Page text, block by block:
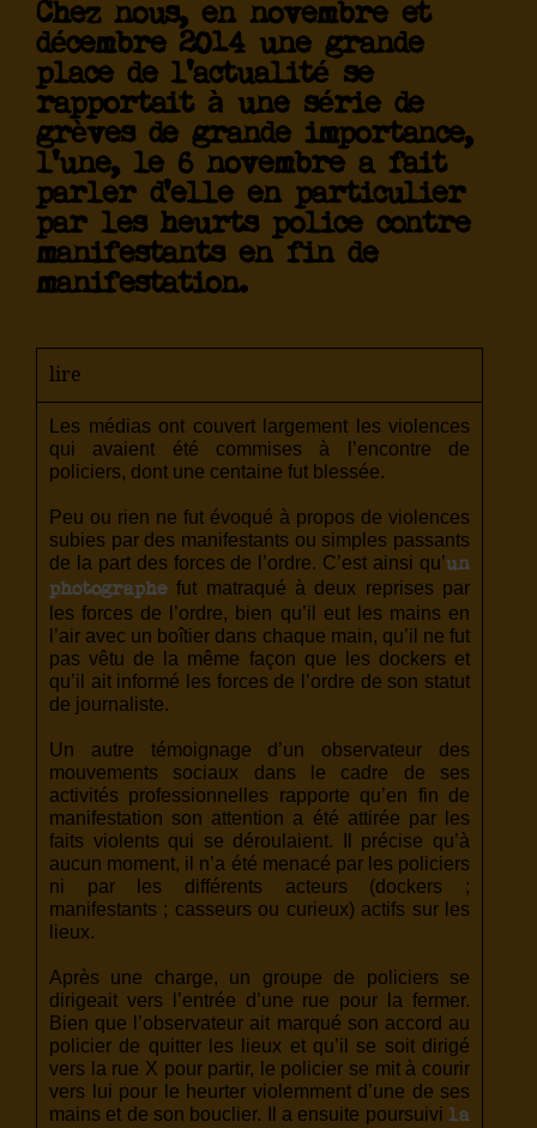
Chez nous, en novembre et
décembre 2014 une grande
place de l’actualité se
rapportait à une série de
grèves de grande importance,
l’une, le 6 novembre a fait
parler d’elle en particulier
par les heurts police contre
manifestants en fin de
manifestation.
lire
Les médias ont couvert largement les violences
qui avaient été commises à l’encontre de
policiers, dont une centaine fut blessée.
Peu ou rien ne fut évoqué à propos de violences
subies par des manifestants ou simples passants
de la part des forces de l’ordre. C’est ainsi qu’un
photographe fut matraqué à deux reprises par
les forces de l’ordre, bien qu’il eut les mains en
l’air avec un boîtier dans chaque main, qu’il ne fut
pas vêtu de la même façon que les dockers et
qu’il ait informé les forces de l’ordre de son statut
de journaliste.
Un autre témoignage d’un observateur des
mouvements sociaux dans le cadre de ses
activités professionnelles rapporte qu’en fin de
manifestation son attention a été attirée par les
faits violents qui se déroulaient. Il précise qu’à
aucun moment, il n’a été menacé par les policiers
ni par les différents acteurs (dockers ;
manifestants ; casseurs ou curieux) actifs sur les
lieux.
Après une charge, un groupe de policiers se
dirigeait vers l’entrée d’une rue pour la fermer.
Bien que l’observateur ait marqué son accord au
policier de quitter les lieux et qu’il se soit dirigé
vers la rue X pour partir, le policier se mit à courir
vers lui pour le heurter violemment d’une de ses
mains et de son bouclier. Il a ensuite poursuivi la